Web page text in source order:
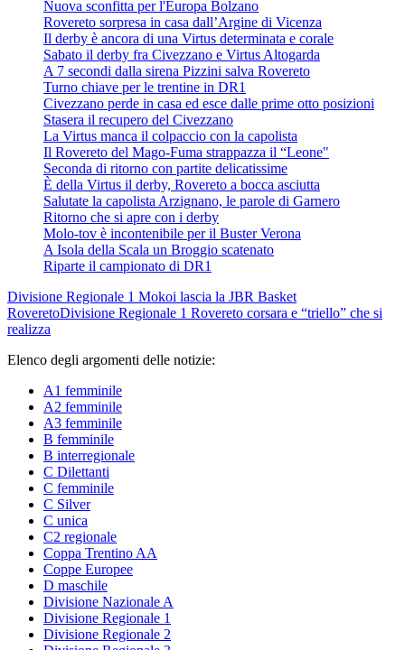
Nuova sconfitta per l'Europa Bolzano
Rovereto sorpresa in casa dall’Argine di Vicenza
Il derby è ancora di una Virtus determinata e corale
Sabato il derby fra Civezzano e Virtus Altogarda
A 7 secondi dalla sirena Pizzini salva Rovereto
Turno chiave per le trentine in DR1
Civezzano perde in casa ed esce dalle prime otto posizioni
Stasera il recupero del Civezzano
La Virtus manca il colpaccio con la capolista
Il Rovereto del Mago-Fuma strappazza il “Leone"
Seconda di ritorno con partite delicatissime
È della Virtus il derby, Rovereto a bocca asciutta
Salutate la capolista Arzignano, le parole di Garnero
Ritorno che si apre con i derby
Molo-tov è incontenibile per il Buster Verona
A Isola della Scala un Broggio scatenato
Riparte il campionato di DR1
Divisione Regionale 1 Mokoi lascia la JBR Basket
RoveretoDivisione Regionale 1 Rovereto corsara e “triello” che si
realizza
Elenco degli argomenti delle notizie:
A1 femminile
A2 femminile
A3 femminile
B femminile
B interregionale
C Dilettanti
C femminile
C Silver
C unica
C2 regionale
Coppa Trentino AA
Coppe Europee
D maschile
Divisione Nazionale A
Divisione Regionale 1
Divisione Regionale 2